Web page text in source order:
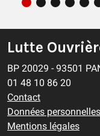
Lutte
BP 20029 - 93501
01 48 10 86 20
Contact
Données personnelles
Mentions légales